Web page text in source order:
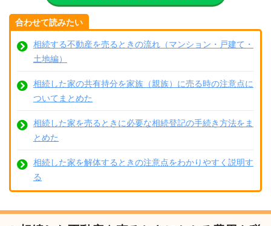
合わせて読みたい
相続する不動産を売るときの流れ（マンション・戸建て・
土地編）
相続した家の共有持分を家族（親族）に売る時の注意点に
ついてまとめた
相続した家を売るときに必要な相続登記の手続き方法をま
とめた
相続した家を解体するときの注意点をわかりやすく説明す
る